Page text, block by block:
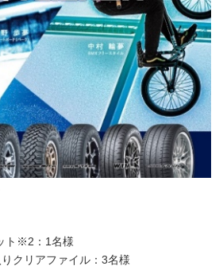
ト※2：1名様
クリアファイル：3名様